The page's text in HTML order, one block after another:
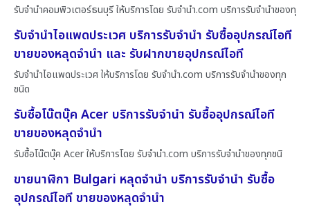
รับจำนำคอมพิวเตอร์ธนบุรี ให้บริการโดย รับจํานํา.com บริการรับจำนำของทุ
รับจำนำไอแพดประเวศ บริการรับจำนำ รับซื้ออุปกรณ์ไอที
ขายของหลุดจำนำ และ รับฝากขายอุปกรณ์ไอที
รับจำนำไอแพดประเวศ ให้บริการโดย รับจํานํา.com บริการรับจำนำของทุก
ชนิด
รับซื้อโน๊ตบุ๊ค Acer บริการรับจำนำ รับซื้ออุปกรณ์ไอที
ขายของหลุดจำนำ
รับซื้อโน๊ตบุ๊ค Acer ให้บริการโดย รับจํานํา.com บริการรับจำนำของทุกชนิ
ขายนาฬิกา Bulgari หลุดจำนำ บริการรับจำนำ รับซื้อ
อุปกรณ์ไอที ขายของหลุดจำนำ